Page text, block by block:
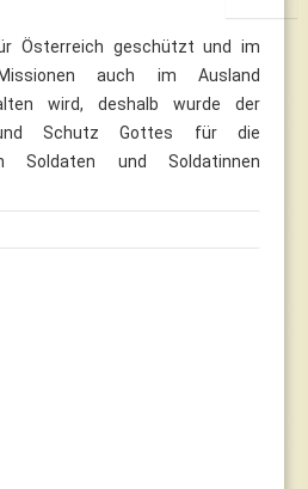
Österreich geschützt und im
auch im Ausland
wird, deshalb wurde der
Schutz Gottes für die
Soldaten und Soldatinnen